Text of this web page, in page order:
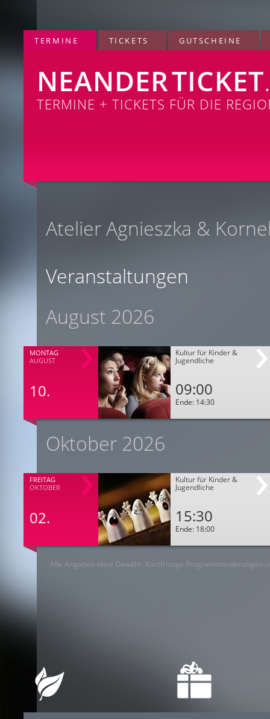
TERMINE TICKETS GUTSCHEINE
NEANDERTICKET
TERMINE + TICKETS FÜR DIE
Atelier Agnieszka &
Veranstaltungen
August 2026
MONTAG
AUGUST
10.
Kultur für Kinder &
Jugendliche
09:00
Ende: 14:30
Oktober 2026
FREITAG
OKTOBER
02.
Kultur für Kinder &
Jugendliche
15:30
Ende: 18:00
Alle Angaben ohne Gewähr. Kurzfristige Programmänderungen